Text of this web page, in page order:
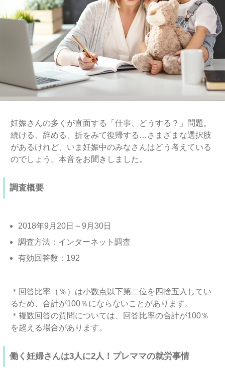
妊娠さんの多くが直面する「仕事、どうする？」問題。
続ける、辞める、折をみて復帰する…さまざまな選択肢
があるけれど、いま妊娠中のみなさんはどう考えている
のでしょう。本音をお聞きしました。
調査概要
2018年9月20日～9月30日
調査方法：インターネット調査
有効回答数：192
＊回答比率（％）は小数点以下第二位を四捨五入してい
るため、合計が100％にならないことがあります。
＊複数回答の質問については、回答比率の合計が100％
を超える場合があります。
働く妊婦さんは3人に2人！プレママの就労事情